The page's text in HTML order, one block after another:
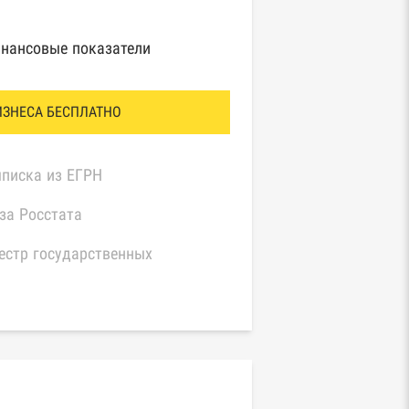
показатели
БЕСПЛАТНО
из ЕГРН
Росстата
государственных